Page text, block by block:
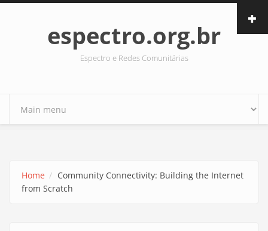
Skip to main content
espectro.org.br
Espectro e Redes Comunitárias
Home
Community Connectivity: Building the Internet
from Scratch